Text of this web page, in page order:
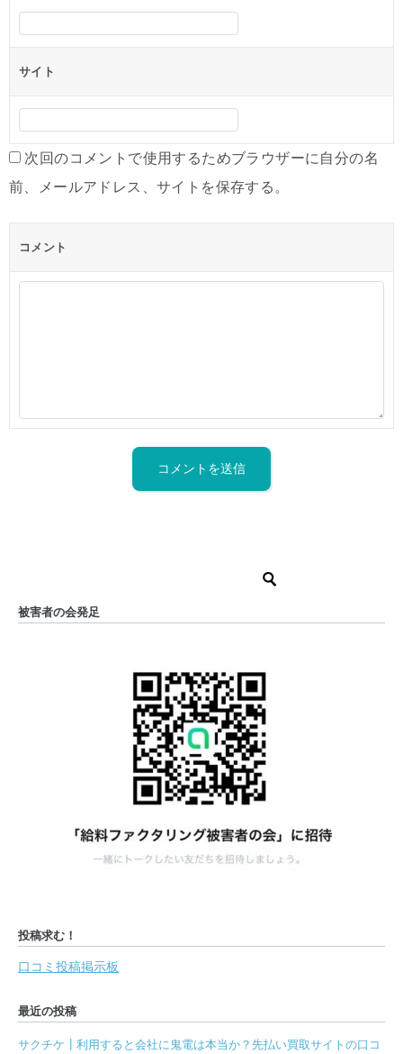
サイト
次回のコメントで使用するためブラウザーに自分の名
前、メールアドレス、サイトを保存する。
コメント
被害者の会発足
投稿求む！
口コミ投稿掲示板
最近の投稿
サクチケ┃利用すると会社に鬼電は本当か？先払い買取サイトの口コ